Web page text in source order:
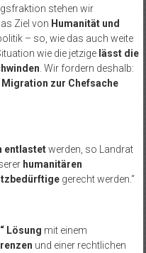
stehen wir
Ziel von Humanität und
– so, wie das auch weite
wie die jetzige lässt die
. Wir fordern deshalb:
zur Chefsache
entlastetwerden, so Landrat
humanitären
gerecht werden.“
Lösung mit einem
und einer rechtlichen